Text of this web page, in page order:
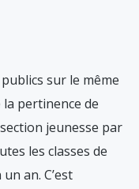
sur le même
pertinence de
jeunesse par
les classes de
an. C’est